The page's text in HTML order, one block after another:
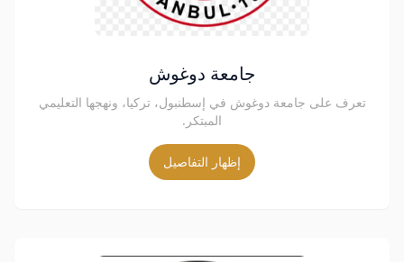
جامعة دوغوش
تعرف على جامعة دوغوش في إسطنبول، تركيا، ونهجها التعليمي
المبتكر.
إظهار التفاصيل